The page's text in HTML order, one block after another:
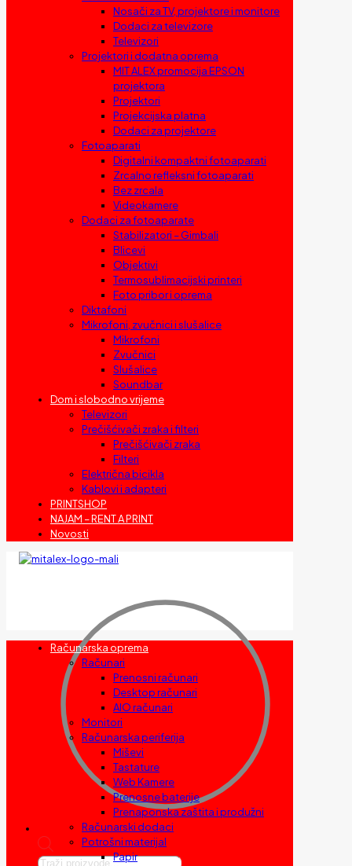
Nosači za TV, projektore i monitore
Dodaci za televizore
Televizori
Projektori i dodatna oprema
MIT ALEX promocija EPSON
projektora
Projektori
Projekcijska platna
Dodaci za projektore
Fotoaparati
Digitalni kompaktni fotoaparati
Zrcalno refleksni fotoaparati
Bez zrcala
Videokamere
Dodaci za fotoaparate
Stabilizatori – Gimbali
Blicevi
Objektivi
Termosublimacijski printeri
Foto pribor i oprema
Diktafoni
Mikrofoni, zvučnici i slušalice
Mikrofoni
Zvučnici
Slušalice
Soundbar
Dom i slobodno vrijeme
Televizori
Prečišćivači zraka i filteri
Prečišćivači zraka
Filteri
Električna bicikla
Kablovi i adapteri
PRINTSHOP
NAJAM – RENT A PRINT
Novosti
Products
Računarska oprema
Računari
Prenosni računari
Desktop računari
AIO računari
Monitori
Računarska periferija
Miševi
Tastature
Web Kamere
Prenosne baterije
Prenaponska zaštita i produžni
Računarski dodaci
Potrošni materijal
Papir